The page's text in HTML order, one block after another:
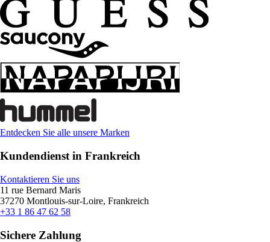
Entdecken Sie alle unsere Marken
Kundendienst in Frankreich
Kontaktieren Sie uns
11 rue Bernard Maris
37270 Montlouis-sur-Loire, Frankreich
+33 1 86 47 62 58
Sichere Zahlung